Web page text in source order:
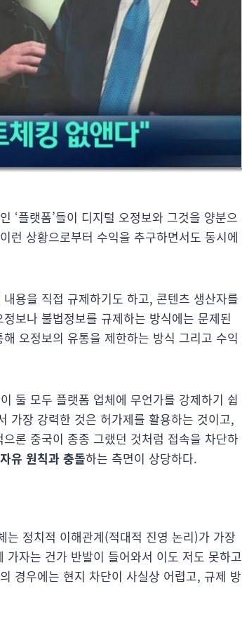
‘플랫폼’들이 디지털 오정보와 그것을 양분으
런 상황으로부터 수익을 추구하면서도 동시에
용을 직접 규제하기도 하고, 콘텐츠 생산자를
보나 불법정보를 규제하는 방식에는 문제된
오정보의 유통을 제한하는 방식 그리고 수익
둘 모두 플랫폼 업체에 무언가를 강제하기 쉽
가장 강력한 것은 허가제를 활용하는 것이고,
론 중국이 종종 그랬던 것처럼 접속을 차단하
유 원칙과 충돌하는 측면이 상당하다.
정치적 이해관계(적대적 진영 논리)가 가장
자는 건가 반발이 들어와서 이도 저도 못하고
경우에는 현지 차단이 사실상 어렵고, 규제 방